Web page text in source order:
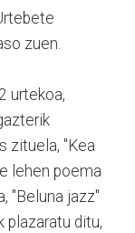
zuen.
urtekoa,
zituela, "Kea
lehen poema
"Beluna jazz"
plazaratu ditu,